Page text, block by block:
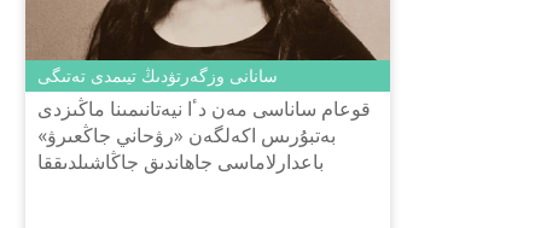
سانانى وزگەرتۋدىڭ تيىمدى تەتىگى
قوعام ساناسى مەن دٴا نيەتانىمىنا ماڭىزدى
بەتبۇرىس اكەلگەن «رۋحاني جاڭعىرۋ»
باعدارلاماسى جاھاندىق جاڭاشىلدىققا